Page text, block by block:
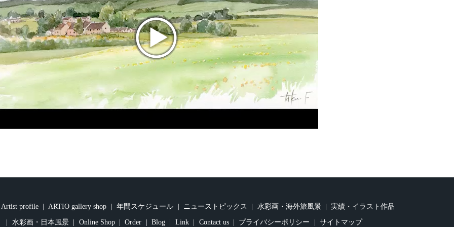
Artist profile ARTIO gallery shop 年間スケジュール ニューストピックス 水彩画・海外旅風景 実績・イラスト作品
水彩画・日本風景 Online Shop Order Blog Link Contact us プライバシーポリシー サイトマップ